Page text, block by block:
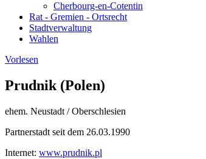
Cherbourg-en-Cotentin
Rat - Gremien - Ortsrecht
Stadtverwaltung
Wahlen
Vorlesen
Prudnik (Polen)
ehem. Neustadt / Oberschlesien
Partnerstadt seit dem 26.03.1990
Internet: www.prudnik.pl